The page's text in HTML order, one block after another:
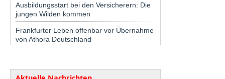
Ausbildungsstart bei den Versicherern: Die
jungen Wilden kommen
Frankfurter Leben offenbar vor Übernahme
von Athora Deutschland